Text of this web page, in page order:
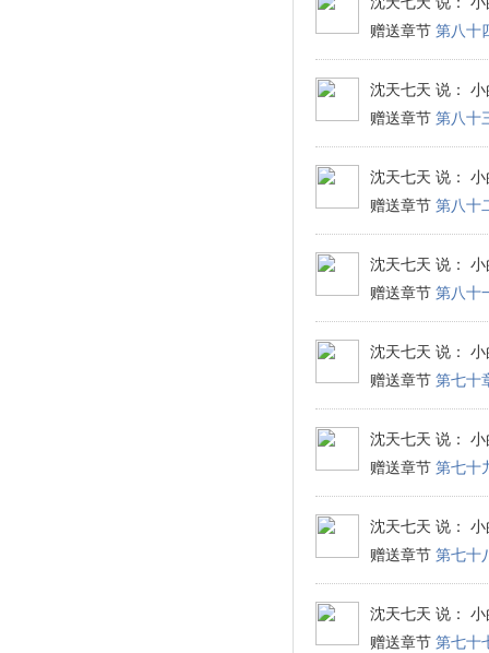
赠送章节 第八十
沈天七天 说：
赠送章节 第八十
沈天七天 说：
赠送章节 第八十
沈天七天 说：
赠送章节 第八十
沈天七天 说：
赠送章节 第七十
沈天七天 说：
赠送章节 第七十
沈天七天 说：
赠送章节 第七十
沈天七天 说：
赠送章节 第七十